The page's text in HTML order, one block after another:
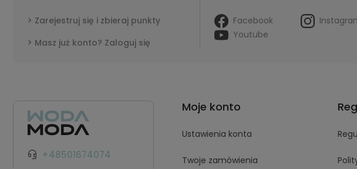
Zarejestruj się i zbieraj punkty
Masz już konto? Zaloguj się
Facebook
Youtube
+48501674074
Moje konto
Ustawienia konta
Twoje zamówienia